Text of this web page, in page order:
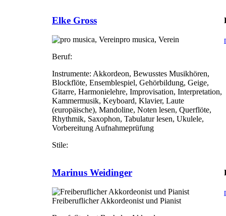
Elke Gross
pro musica, Verein
Beruf:
Instrumente: Akkordeon, Bewusstes Musikhören,
Blockflöte, Ensemblespiel, Gehörbildung, Geige,
Gitarre, Harmonielehre, Improvisation, Interpretation,
Kammermusik, Keyboard, Klavier, Laute
(europäische), Mandoline, Noten lesen, Querflöte,
Rhythmik, Saxophon, Tabulatur lesen, Ukulele,
Vorbereitung Aufnahmeprüfung
Stile:
Marinus Weidinger
Freiberuflicher Akkordeonist und Pianist